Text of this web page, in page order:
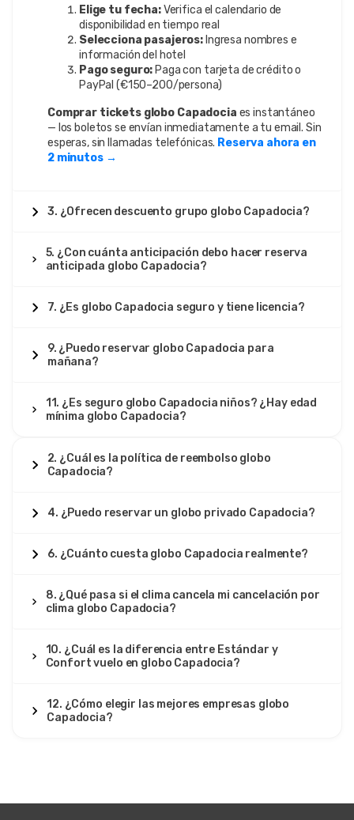
Elige tu fecha:Verifica el calendario de
disponibilidad en tiempo real
Selecciona pasajeros:Ingresa nombres e
información del hotel
Pago seguro:Paga con tarjeta de crédito o
PayPal (€150–200/persona)
Comprar tickets globo Capadocia es instantáneo
— los boletos se envían inmediatamente a tu email. Sin
esperas, sin llamadas telefónicas. Reserva ahora en
2 minutos →
3. ¿Ofrecen descuento grupo globo Capadocia?
5. ¿Con cuánta anticipación debo hacer reserva
anticipada globo Capadocia?
7. ¿Es globo Capadocia seguro y tiene licencia?
9. ¿Puedo reservar globo Capadocia para
mañana?
11. ¿Es seguro globo Capadocia niños? ¿Hay edad
mínima globo Capadocia?
2. ¿Cuál es la política de reembolso globo
Capadocia?
4. ¿Puedo reservar un globo privado Capadocia?
6. ¿Cuánto cuesta globo Capadocia realmente?
8. ¿Qué pasa si el clima cancela mi cancelación por
clima globo Capadocia?
10. ¿Cuál es la diferencia entre Estándar y
Confort vuelo en globo Capadocia?
12. ¿Cómo elegir las mejores empresas globo
Capadocia?